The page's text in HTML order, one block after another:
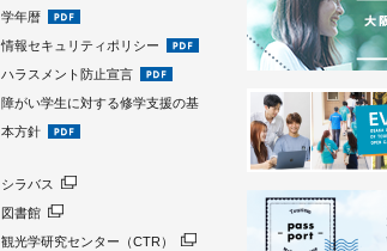
学年暦
情報セキュリティポリシー
ハラスメント防止宣言
障がい学生に対する修学支援の基
本方針
シラバス
図書館
観光学研究センター（CTR）